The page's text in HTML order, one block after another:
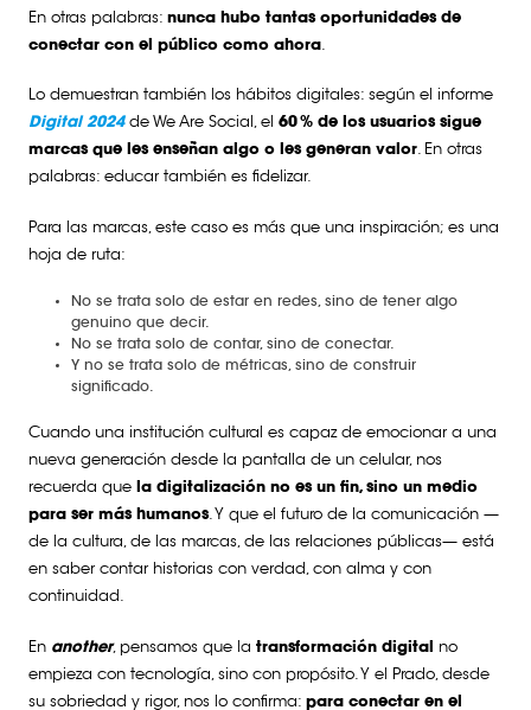
En otras palabras: nunca hubo tantas oportunidades de
conectar con el público como ahora.
Lo demuestran también los hábitos digitales: según el informe
Digital 2024 de We Are Social, el 60 % de los usuarios sigue
marcas que les enseñan algo o les generan valor. En otras
palabras: educar también es fidelizar.
Para las marcas, este caso es más que una inspiración; es una
hoja de ruta:
No se trata solo de estar en redes, sino de tener algo
genuino que decir.
No se trata solo de contar, sino de conectar.
Y no se trata solo de métricas, sino de construir
significado.
Cuando una institución cultural es capaz de emocionar a una
nueva generación desde la pantalla de un celular, nos
recuerda que
la digitalización no es un fin, sino un medio
para ser más humanos. Y que el futuro de la comunicación —
de la cultura, de las marcas, de las relaciones públicas— está
en saber contar historias con verdad, con alma y con
continuidad.
En another, pensamos que la transformación digital no
empieza con tecnología, sino con propósito. Y el Prado, desde
su sobriedad y rigor, nos lo confirma: para conectar en el